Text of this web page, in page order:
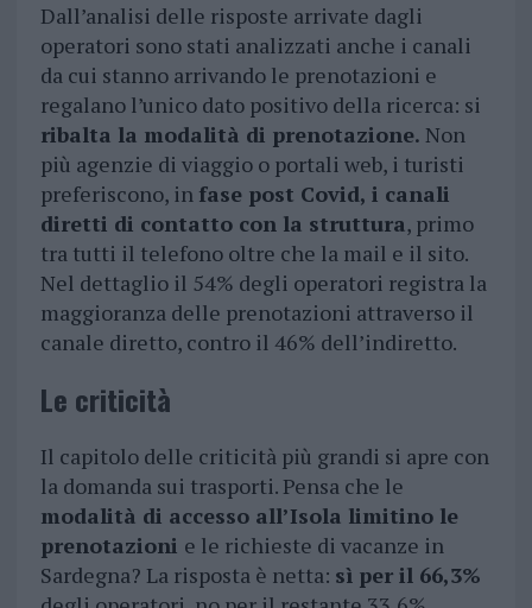
Dall’analisi delle risposte arrivate dagli
operatori sono stati analizzati anche i canali
da cui stanno arrivando le prenotazioni e
regalano l’unico dato positivo della ricerca: si
ribalta la modalità di prenotazione. Non
più agenzie di viaggio o portali web, i turisti
preferiscono, in fase post Covid, i canali
diretti di contatto con la struttura, primo
tra tutti il telefono oltre che la mail e il sito.
Nel dettaglio il 54% degli operatori registra la
maggioranza delle prenotazioni attraverso il
canale diretto, contro il 46% dell’indiretto.
Le criticità
Il capitolo delle criticità più grandi si apre con
la domanda sui trasporti. Pensa che le
modalità di accesso all’Isola limitino le
prenotazioni e le richieste di vacanze in
Sardegna? La risposta è netta: sì per il 66,3%